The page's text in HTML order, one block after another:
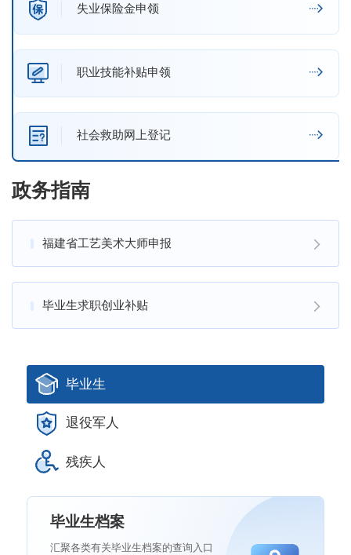
失业保险金申领
职业技能补贴申领
社会救助网上登记
政务指南
福建省工艺美术大师申报
毕业生求职创业补贴
毕业生
退役军人
残疾人
毕业生档案
汇聚各类有关毕业生档案的查询入口